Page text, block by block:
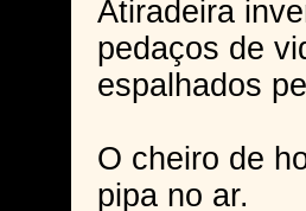
Atiradeira
pedaços de
espalhados
O cheiro de
pipa no ar.